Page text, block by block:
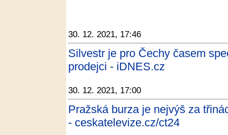
30. 12. 2021, 17:46
Silvestr je pro Čechy časem
prodejci - iDNES.cz
30. 12. 2021, 17:00
Pražská burza je nejvýš za
- ceskatelevize.cz/ct24